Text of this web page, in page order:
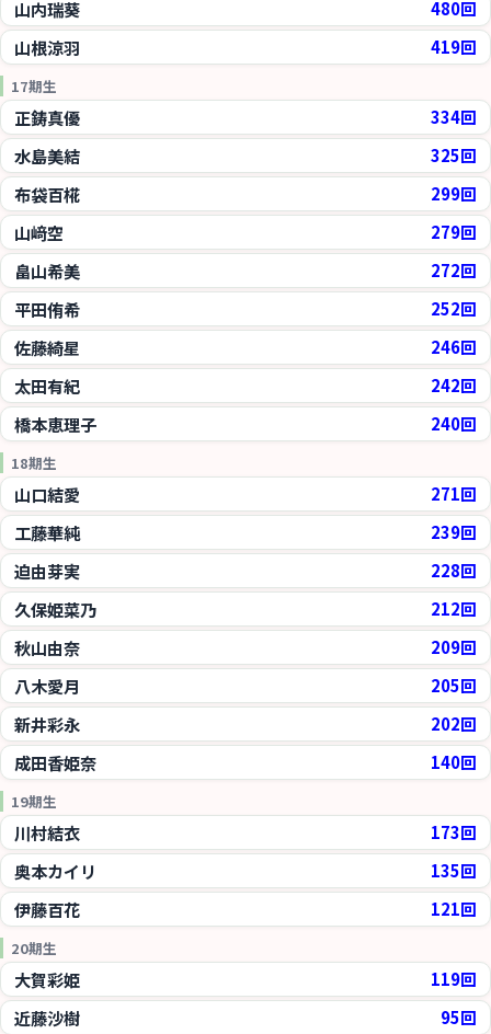
山内瑞葵 480回
山根涼羽 419回
17期生
正鋳真優 334回
水島美結 325回
布袋百椛 299回
山﨑空 279回
畠山希美 272回
平田侑希 252回
佐藤綺星 246回
太田有紀 242回
橋本恵理子 240回
18期生
山口結愛 271回
工藤華純 239回
迫由芽実 228回
久保姫菜乃 212回
秋山由奈 209回
八木愛月 205回
新井彩永 202回
成田香姫奈 140回
19期生
川村結衣 173回
奥本カイリ 135回
伊藤百花 121回
20期生
大賀彩姫 119回
近藤沙樹 95回